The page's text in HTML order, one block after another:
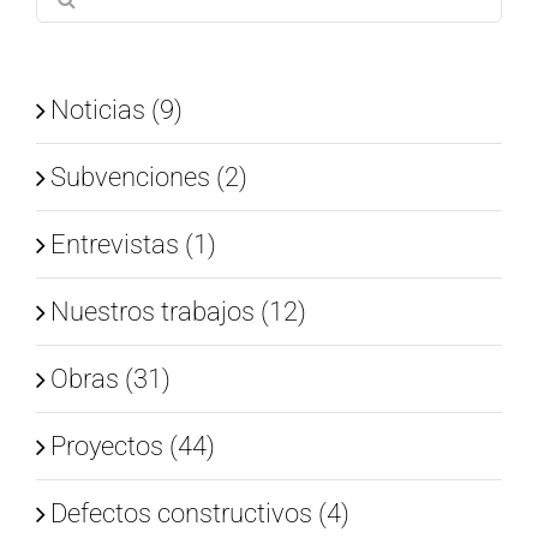
Noticias (9)
Subvenciones (2)
Entrevistas (1)
Nuestros trabajos (12)
Obras (31)
Proyectos (44)
Defectos constructivos (4)